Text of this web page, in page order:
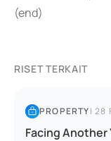
(end)
RISET TERKAIT
PROPERTY|28
Facing Another